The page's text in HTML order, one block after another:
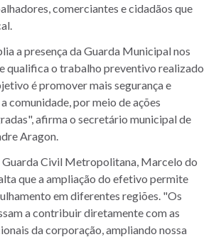
comerciantes e cidadãos que
a presença da Guarda Municipal nos
qualifica o trabalho preventivo realizado
é promover mais segurança e
comunidade, por meio de ações
afirma o secretário municipal de
Aragon.
Guarda Civil Metropolitana, Marcelo do
que a ampliação do efetivo permite
em diferentes regiões. "Os
a contribuir diretamente com as
da corporação, ampliando nossa